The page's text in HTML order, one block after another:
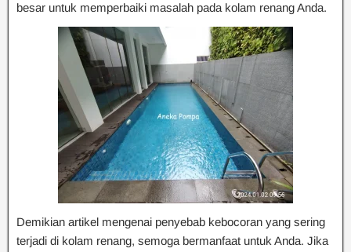
besar untuk memperbaiki masalah pada kolam renang Anda.
Demikian artikel mengenai penyebab kebocoran yang sering
terjadi di kolam renang, semoga bermanfaat untuk Anda. Jika